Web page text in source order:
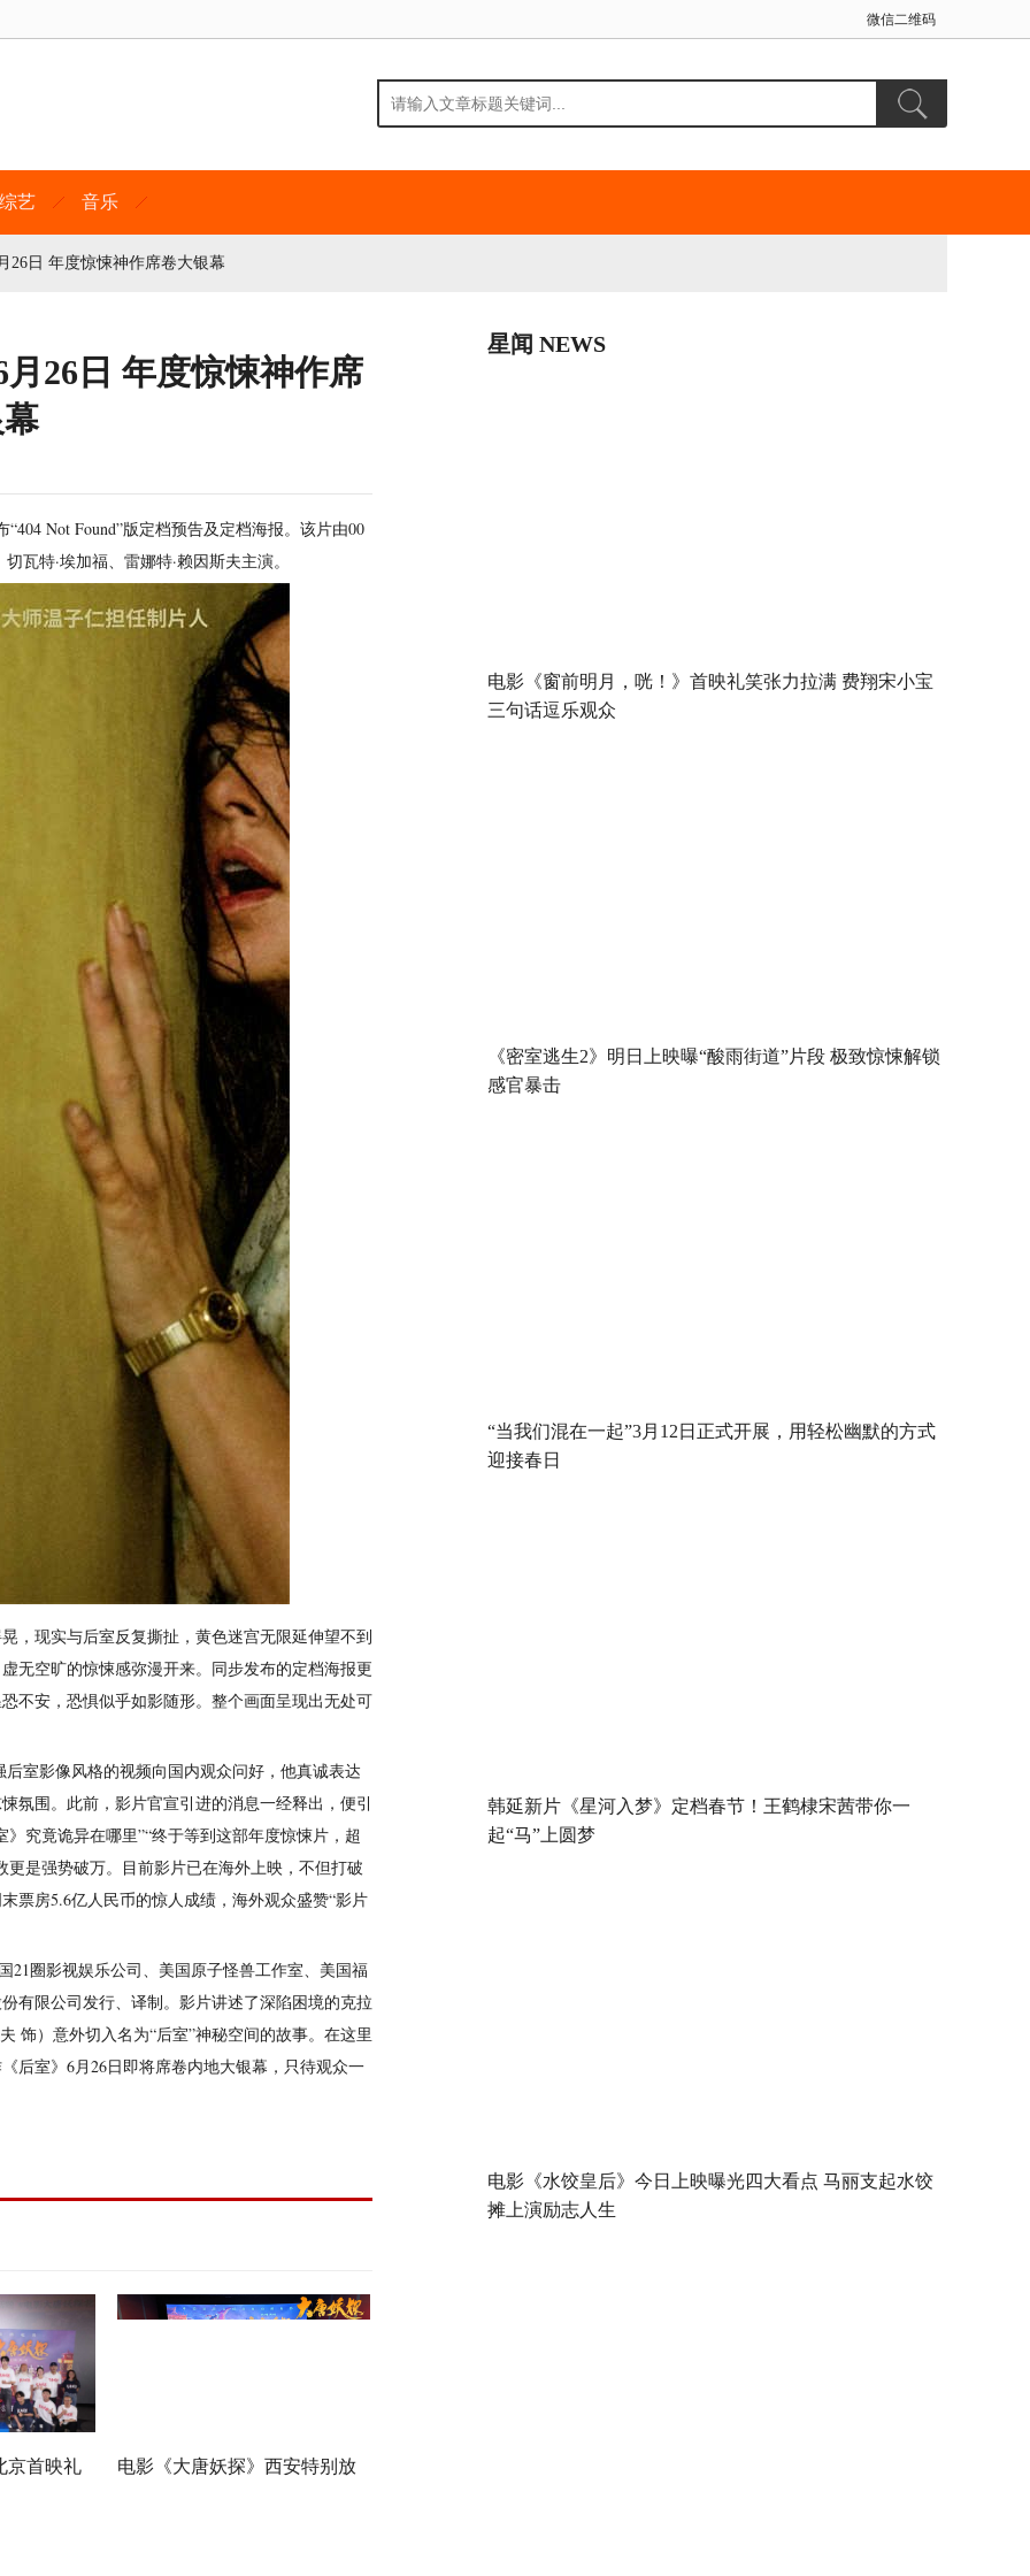
微信二维码
综艺 音乐
26日 年度惊悚神作席卷大银幕
26日 年度惊悚神作席
Not Found”版定档预告及定档海报。该片由00
瓦特·埃加福、雷娜特·赖因斯夫主演。
，现实与后室反复撕扯，黄色迷宫无限延伸望不到
无空旷的惊悚感弥漫开来。同步发布的定档海报更
不安，恐惧似乎如影随形。整个画面呈现出无处可
室影像风格的视频向国内观众问好，他真诚表达
氛围。此前，影片官宣引进的消息一经释出，便引
究竟诡异在哪里”“终于等到这部年度惊悚片，超
是强势破万。目前影片已在海外上映，不但打破
票房5.6亿人民币的惊人成绩，海外观众盛赞“影片
21圈影视娱乐公司、美国原子怪兽工作室、美国福
有限公司发行、译制。影片讲述了深陷困境的克拉
饰）意外切入名为“后室”神秘空间的故事。在这里
后室》6月26日即将席卷内地大银幕，只待观众一
京首映礼 电影《大唐妖探》西安特别放
星闻 NEWS
电影《窗前明月，咣！》首映礼笑张力拉满 费翔宋小宝
三句话逗乐观众
《密室逃生2》明日上映曝“酸雨街道”片段 极致惊悚解锁
感官暴击
“当我们混在一起”3月12日正式开展，用轻松幽默的方式
迎接春日
韩延新片《星河入梦》定档春节！王鹤棣宋茜带你一
起“马”上圆梦
电影《水饺皇后》今日上映曝光四大看点 马丽支起水饺
摊上演励志人生